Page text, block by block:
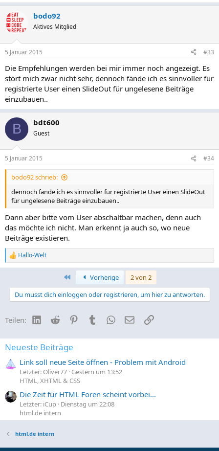
bodo92
Aktives Mitglied
5 Januar 2015 #33
Die Empfehlungen werden bei mir immer noch angezeigt. Es
stört mich zwar nicht sehr, dennoch fände ich es sinnvoller für
registrierte User einen SlideOut für ungelesene Beiträge
einzubauen..
B bdt600
Guest
5 Januar 2015 #34
bodo92 schrieb:
dennoch fände ich es sinnvoller für registrierte User einen SlideOut
für ungelesene Beiträge einzubauen..
Dann aber bitte vom User abschaltbar machen, denn auch
das möchte ich nicht. Man erkennt ja auch so, wo neue
Beiträge existieren.
R
e
t
e
Hallo-Welt
Erste Vorherige
2 von 2
Du musst dich einloggen oder registrieren, um hier zu antworten.
Teilen: LinkedIn
Reddit PinterestTumblrWhatsApp
E-MailLink
Neueste Beiträge
Link soll neue Seite öffnen - Problem mit Android
Letzter: Oliver77 Gestern um 13:52
HTML, XHTML & CSS
Die Zeit für HTML Foren scheint vorbei...
Letzter: iCup Dienstag um 22:08
html.de intern
html.de intern